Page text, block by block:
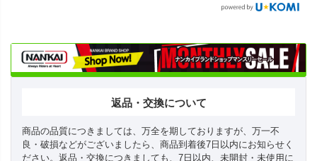
返品・交換について
商品の品質につきましては、万全を期しておりますが、万一不
良・破損などがございましたら、商品到着後7日以内にお知らせく
ださい。返品・交換につきましても、7日以内、未開封・未使用に